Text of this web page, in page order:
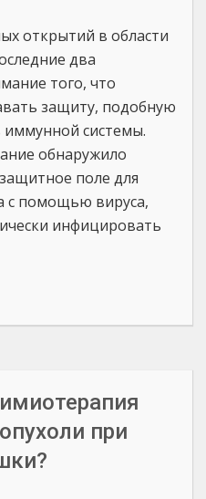
открытий в области
два
того, что
защиту, подобную
системы.
обнаружило
поле для
с помощью вируса,
инфицировать
при